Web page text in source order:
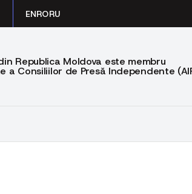
ENRORU
Republica Moldova este membru
a Consiliilor de Presă Independente